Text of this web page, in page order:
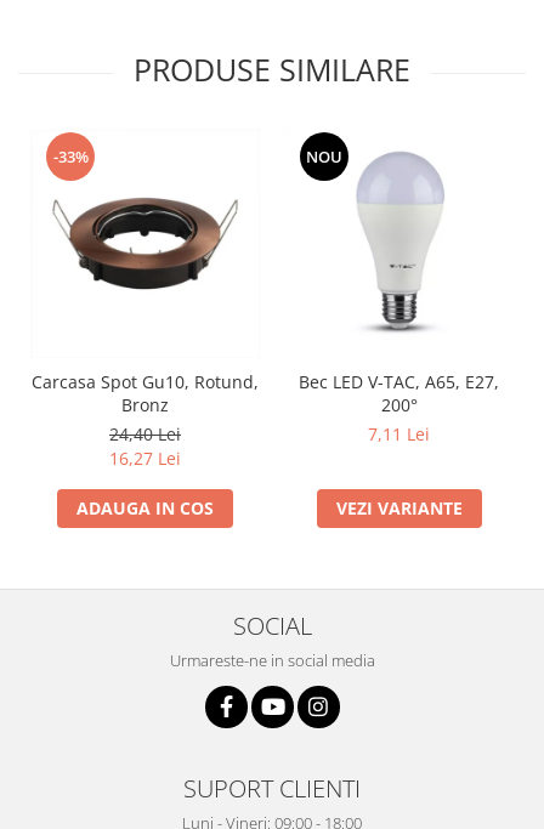
PRODUSE SIMILARE
-33%
Carcasa Spot Gu10, Rotund,
Bronz
24,40 Lei
16,27 Lei
ADAUGA IN COS
NOU
Bec LED V-TAC, A65, E27,
200°
7,11 Lei
VEZI VARIANTE
SOCIAL
Urmareste-ne in social media
SUPORT CLIENTI
Luni - Vineri: 09:00 - 18:00